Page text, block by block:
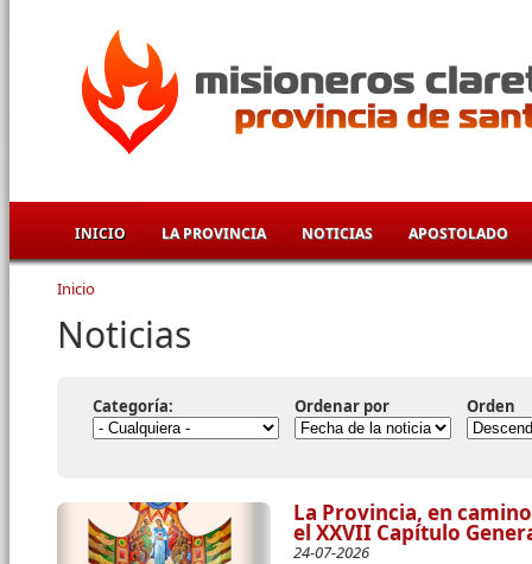
INICIO LA PROVINCIA NOTICIAS APOSTOLADO
Se encuentra usted aquí
Inicio
Noticias
Categoría: Ordenar por Orden
La Provincia, en
el XXVII Capítulo
24-07-2026